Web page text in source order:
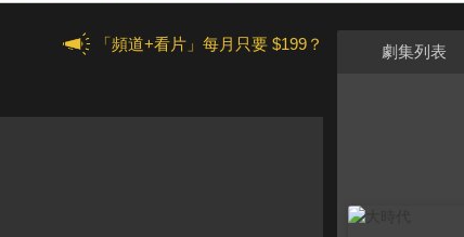
「頻道+看片」每月只要 $199？ 劇集列表